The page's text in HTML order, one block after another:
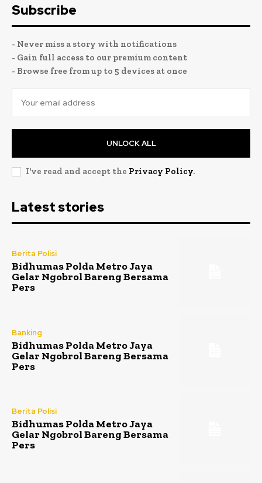
Subscribe
- Never miss a story with notifications
- Gain full access to our premium content
- Browse free from up to 5 devices at once
UNLOCK ALL
I've read and accept the Privacy Policy.
Latest stories
Berita Polisi
Bidhumas Polda Metro Jaya
Gelar Ngobrol Bareng Bersama
Pers
Banking
Bidhumas Polda Metro Jaya
Gelar Ngobrol Bareng Bersama
Pers
Berita Polisi
Bidhumas Polda Metro Jaya
Gelar Ngobrol Bareng Bersama
Pers